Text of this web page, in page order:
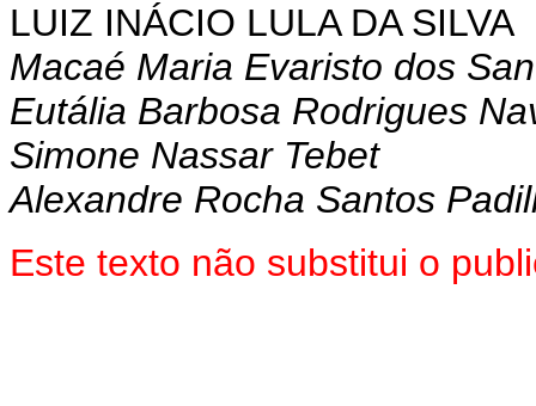
LUIZ INÁCIO LULA DA SILVA
Macaé Maria Evaristo dos
Eutália Barbosa Rodrigues
Simone Nassar Tebet
Alexandre Rocha Santos
Este texto não substitui o